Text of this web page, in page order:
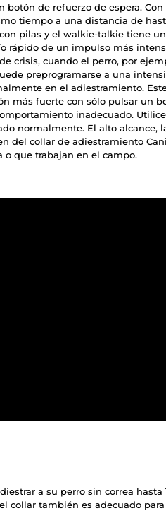
de refuerzo de espera. Con
tiempo a una distancia de
pilas y el walkie-talkie tiene
rápido de un impulso más
crisis, cuando el perro, por
preprogramarse a una
en el adiestramiento.
más fuerte con sólo pulsar un
inadecuado.
normalmente. El alto alcance,
del collar de adiestramiento
o que trabajan en el campo.
a su perro sin correa hasta
collar también es adecuado